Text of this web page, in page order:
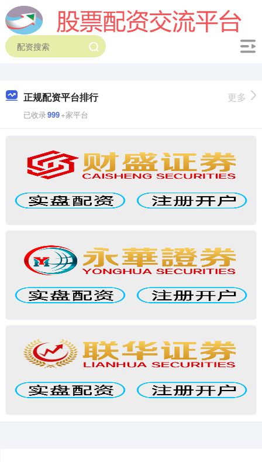
正规配资平台排行
已收录999+家平台
更多